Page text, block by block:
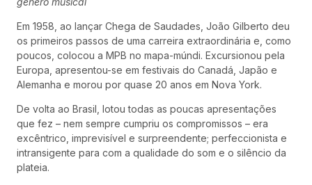
Em 1958, ao lançar Chega de Saudades, João Gilberto deu
os primeiros passos de uma carreira extraordinária e, como
poucos, colocou a MPB no mapa-múndi. Excursionou pela
Europa, apresentou-se em festivais do Canadá, Japão e
Alemanha e morou por quase 20 anos em Nova York.
De volta ao Brasil, lotou todas as poucas apresentações
que fez – nem sempre cumpriu os compromissos – era
excêntrico, imprevisível e surpreendente; perfeccionista e
intransigente para com a qualidade do som e o silêncio da
plateia.